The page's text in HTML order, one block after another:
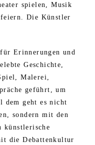
spielen, Musik
Die Künstler
Erinnerungen und
Geschichte,
Malerei,
geführt, um
dem geht es nicht
sondern mit den
künstlerische
die Debattenkultur